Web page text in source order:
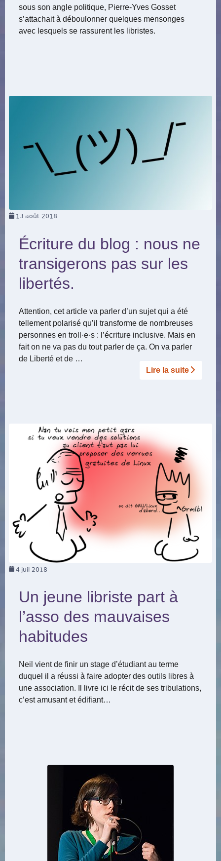
sous son angle politique, Pierre-Yves Gosset
s’attachait à déboulonner quelques mensonges
avec lesquels se rassurent les libristes.
13 août 2018
Écriture du blog : nous ne
transigerons pas sur les
libertés.
Attention, cet article va parler d’un sujet qui a été
tellement polarisé qu’il transforme de nombreuses
personnes en troll ·e·s : l’écriture inclusive. Mais en
fait on ne va pas du tout parler de ça. On va parler
de Liberté et de …
Lire la suite­­
4 juil 2018
Un jeune libriste part à
l’asso des mauvaises
habitudes
Neil vient de finir un stage d’étudiant au terme
duquel il a réussi à faire adopter des outils libres à
une association. Il livre ici le récit de ses tribulations,
c’est amusant et édifiant…